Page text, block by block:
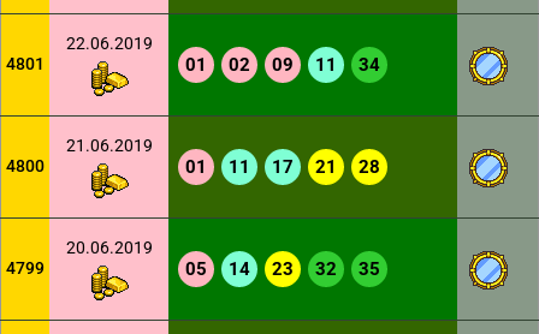
4801
22.06.2019
01 02 09 11 34
4800
21.06.2019
01 11 17 21 28
4799
20.06.2019
05 14 23 32 35